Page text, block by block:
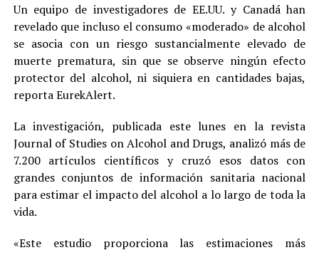
Un equipo de investigadores de EE.UU. y Canadá han
revelado que incluso el consumo «moderado» de alcohol
se asocia con un riesgo sustancialmente elevado de
muerte prematura, sin que se observe ningún efecto
protector del alcohol, ni siquiera en cantidades bajas,
reporta EurekAlert.
La investigación, publicada este lunes en la revista
Journal of Studies on Alcohol and Drugs, analizó más de
7.200 artículos científicos y cruzó esos datos con
grandes conjuntos de información sanitaria nacional
para estimar el impacto del alcohol a lo largo de toda la
vida.
«Este estudio proporciona las estimaciones más